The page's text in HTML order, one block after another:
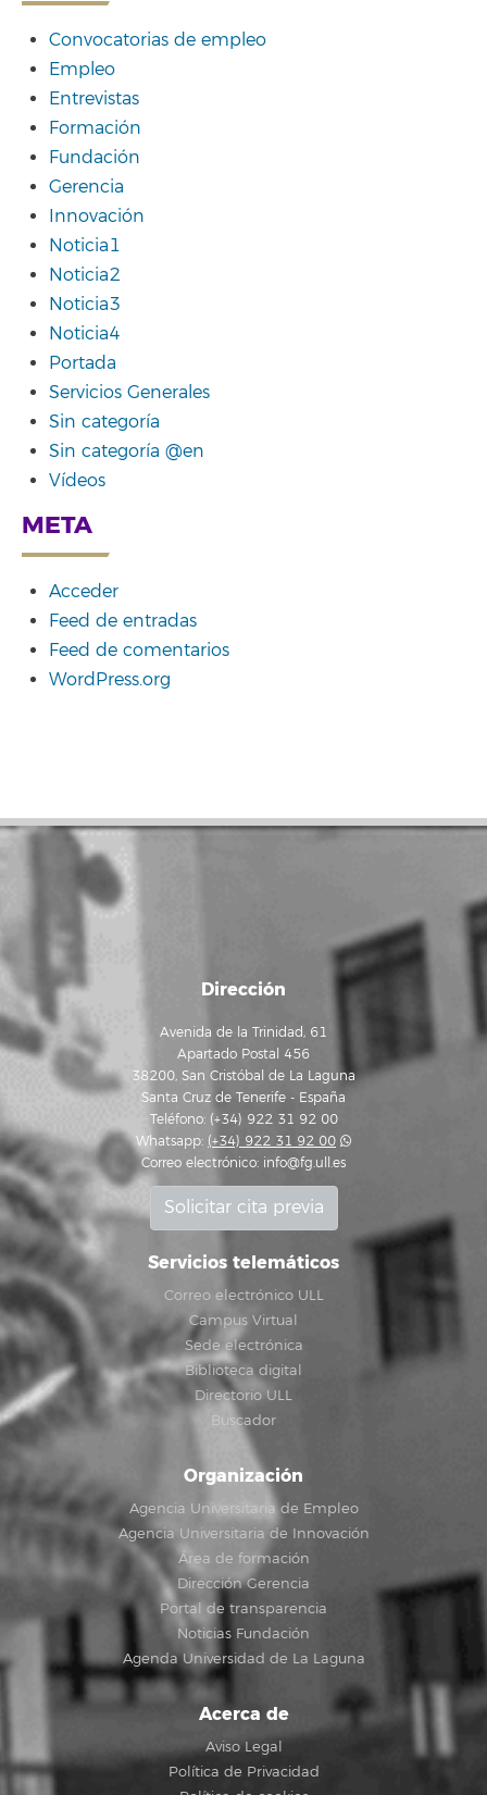
Convocatorias de empleo
Empleo
Entrevistas
Formación
Fundación
Gerencia
Innovación
Noticia1
Noticia2
Noticia3
Noticia4
Portada
Servicios Generales
Sin categoría
Sin categoría @en
Vídeos
META
Acceder
Feed de entradas
Feed de comentarios
WordPress.org
Dirección
Avenida de la Trinidad, 61
Apartado Postal 456
38200, San Cristóbal de La Laguna
Santa Cruz de Tenerife - España
Teléfono: (+34) 922 31 92 00
Whatsapp: (+34) 922 31 92 00
Correo electrónico: info@fg.ull.es
Solicitar cita previa
Servicios telemáticos
Correo electrónico ULL
Campus Virtual
Sede electrónica
Biblioteca digital
Directorio ULL
Buscador
Organización
Agencia Universitaria de Empleo
Agencia Universitaria de Innovación
Área de formación
Dirección Gerencia
Portal de transparencia
Noticias Fundación
Agenda Universidad de La Laguna
Acerca de
Aviso Legal
Política de Privacidad